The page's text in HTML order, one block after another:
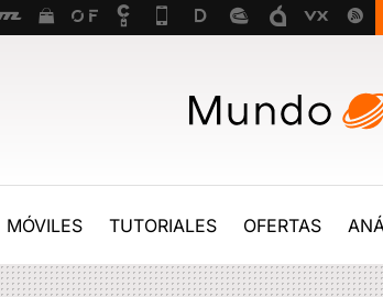
MÓVILES TUTORIALES OFERTAS